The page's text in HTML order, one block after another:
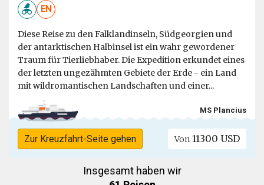
EN
Diese Reise zu den Falklandinseln, Südgeorgien und
der antarktischen Halbinsel ist ein wahr gewordener
Traum für Tierliebhaber. Die Expedition erkundet eines
der letzten ungezähmten Gebiete der Erde - ein Land
mit wildromantischen Landschaften und einer...
MS Plancius
Zur Kreuzfahrt-Seite gehen Von 11300 USD
Insgesamt haben wir